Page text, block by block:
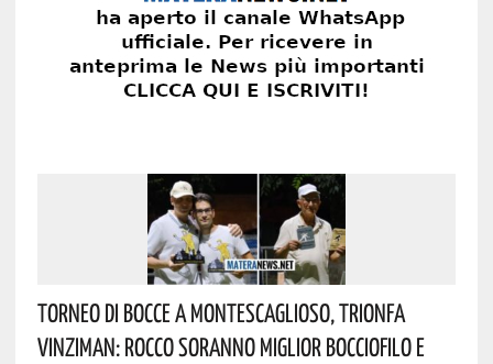
Torneo Di Bocce A Montescaglioso, Trionfa
Vinziman: Rocco Soranno Miglior Bocciofilo E